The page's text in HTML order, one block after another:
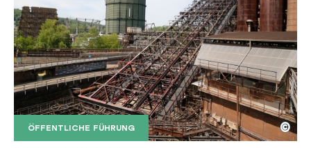
ÖFFENTLICHE FÜHRUNG
Der Erzschrägaufzug der Völklinger Hütte mit
Copyright: Weltkulturerbe Völklinger Hütte | Karl
©